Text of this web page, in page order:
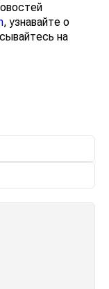
, узнавайте о
на